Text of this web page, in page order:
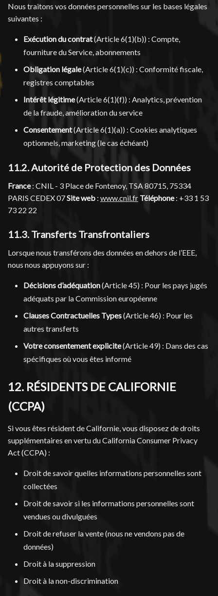
Nous traitons vos données personnelles sur les bases légales
suivantes :
Exécution du contrat(Article 6(1)(b)) : Compte,
fourniture du Service, abonnements
Obligation légale(Article 6(1)(c)) : Conformité fiscale,
registres comptables
Intérêt légitime(Article 6(1)(f)) : Analytics, prévention
de la fraude, amélioration du service
Consentement(Article 6(1)(a)) : Cookies analytiques
optionnels, marketing (le cas échéant)
11.2. Autorité de Protection des Données
France: CNIL - 3 Place de Fontenoy, TSA 80715, 75334
PARIS CEDEX 07Site web : www.cnil.fr Téléphone: +33 1 53
73 22 22
11.3. Transferts Transfrontaliers
Lorsque nous transférons des données en dehors de l’EEE,
nous nous appuyons sur :
Décisions d’adéquation(Article 45) : Pour les pays jugés
adéquats par la Commission européenne
Clauses Contractuelles Types(Article 46) : Pour les
autres transferts
Votre consentement explicite(Article 49) : Dans des cas
spécifiques où vous êtes informé
12. RÉSIDENTS DE CALIFORNIE
(CCPA)
Si vous êtes résident de Californie, vous disposez de droits
supplémentaires en vertu du California Consumer Privacy
Act (CCPA) :
Droit de savoir quelles informations personnelles sont
collectées
Droit de savoir si les informations personnelles sont
vendues ou divulguées
Droit de refuser la vente (nous ne vendons pas de
données)
Droit à la suppression
Droit à la non-discrimination